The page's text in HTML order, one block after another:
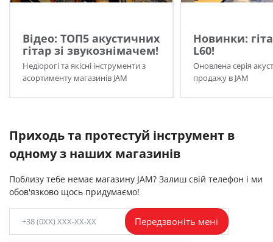
Відео: ТОП5 акустичних
гітар зі звукознімачем!
Недіорогі та якісні інструменти з
асортименту магазинів JAM
Новинки:
L60!
Оновлена серія
продажу в JAM
Приходь та протестуй інструмент в
одному з наших магазинів
Поблизу тебе немає магазину JAM? Залиш свій телефон і ми
обов'язково щось придумаємо!
Передзвоніть мені